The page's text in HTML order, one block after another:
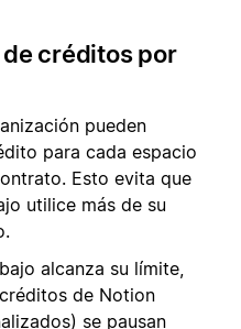
créditos por
pueden
para cada espacio
Esto evita que
utilice más de su
alcanza su límite,
de Notion
se pausan